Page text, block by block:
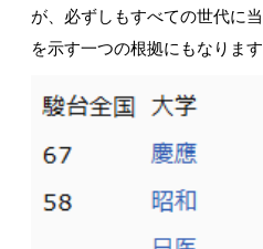
が、必ずしもすべての世代に
を示す一つの根拠にもなります